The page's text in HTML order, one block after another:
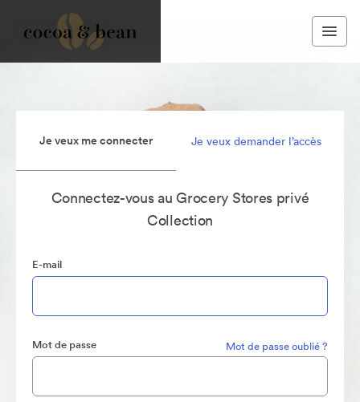
Je veux me connecter Je veux demander l’accès
Connectez-vous au Grocery Stores privé
Collection
E-mail
Mot de passe Mot de passe oublié ?